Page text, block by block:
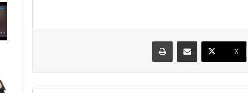
X
مشاركة عبر البريد طباعة